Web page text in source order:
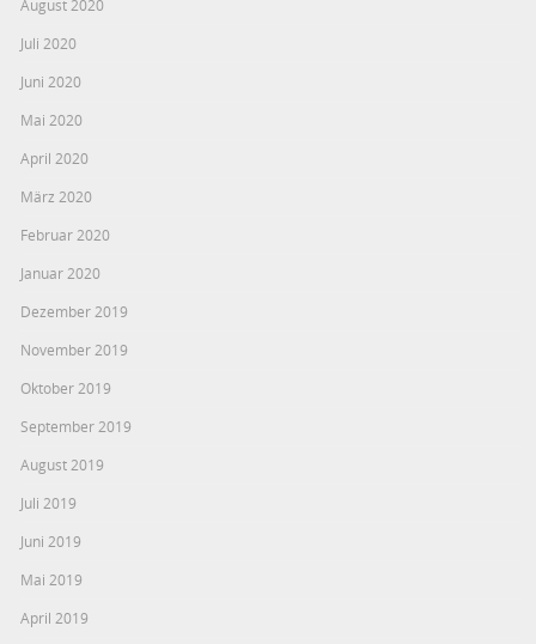
August 2020
Juli 2020
Juni 2020
Mai 2020
April 2020
März 2020
Februar 2020
Januar 2020
Dezember 2019
November 2019
Oktober 2019
September 2019
August 2019
Juli 2019
Juni 2019
Mai 2019
April 2019